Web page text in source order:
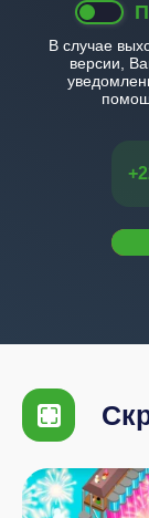
В случае
версии,
+